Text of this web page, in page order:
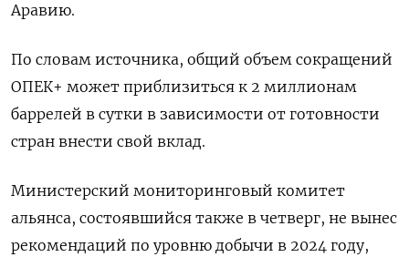
Аравию.
По словам источника, общий объем сокращений
ОПЕК+ может приблизиться к 2 миллионам
баррелей в сутки в зависимости от готовности
стран внести свой вклад.
Министерский мониторинговый комитет
альянса, состоявшийся также в четверг, не вынес
рекомендаций по уровню добычи в 2024 году,